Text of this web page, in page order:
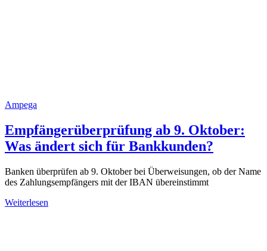
Ampega
Empfängerüberprüfung ab 9. Oktober:
Was ändert sich für Bankkunden?
Banken überprüfen ab 9. Oktober bei Überweisungen, ob der Name
des Zahlungsempfängers mit der IBAN übereinstimmt
Weiterlesen